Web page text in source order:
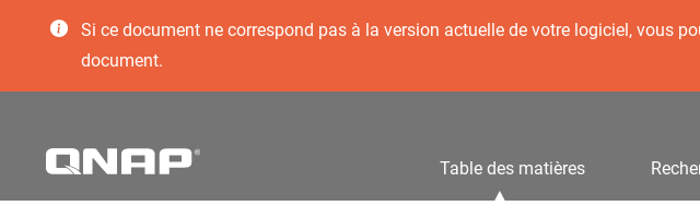
Si ce document ne correspond pas à la version actuelle de votre logiciel, vous
document.
Table des matières